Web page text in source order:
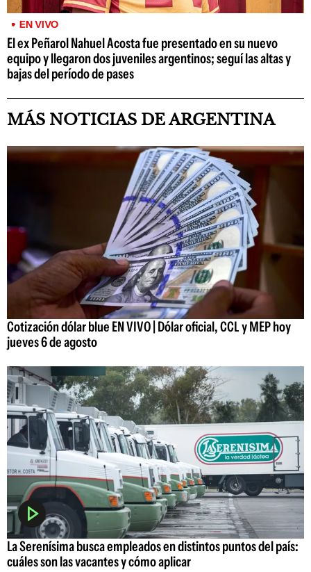
EN VIVO
El ex Peñarol Nahuel Acosta fue presentado en su nuevo
equipo y llegaron dos juveniles argentinos; seguí las altas y
bajas del período de pases
MÁS NOTICIAS DE ARGENTINA
Cotización dólar blue EN VIVO | Dólar oficial, CCL y MEP hoy
jueves 6 de agosto
La Serenísima busca empleados en distintos puntos del país:
cuáles son las vacantes y cómo aplicar